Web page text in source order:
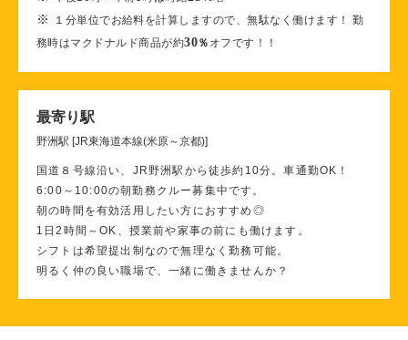
※
１分単位でお給料を計算しますので、無駄なく働けます！ 勤
務時はマクドナルド商品が約30％ オフです！！
最寄り駅
野洲駅 [JR東海道本線(米原～京都)]
国道８号線沿い、JR野洲駅から徒歩約10分。車通勤OK！
6:00～10:00の朝勤務クルー募集中です。
朝の時間を有効活用したい方におすすめ◎
1日2時間～OK、授業前や家事の前にも働けます。
シフトは希望提出制なので無理なく勤務可能。
明るく仲の良い職場で、一緒に働きませんか？